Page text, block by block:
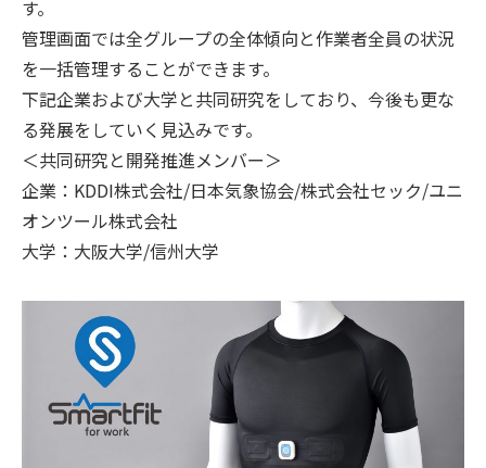
す。
管理画面では全グループの全体傾向と作業者全員の状況
を一括管理することができます。
下記企業および大学と共同研究をしており、今後も更な
る発展をしていく見込みです。
＜共同研究と開発推進メンバー＞
企業：KDDI株式会社/日本気象協会/株式会社セック/ユニ
オンツール株式会社
大学：大阪大学/信州大学